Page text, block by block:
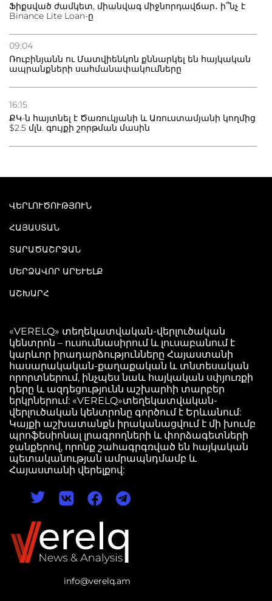
Ֆիքսված ժամկետ, միանվագ միջնորդավճար․ ի՞նչ է
Binance Lite Loan-ը
09:04
Ռուբինյանն ու Մատվիենկոն քննարկել են հայկական
ապրանքների սահմանափակումները
16:15
ՔԿ-ն հայտնել է Ծառուկյանի և Առուստամյանի կողմից
$2.5 մլն. գույքի շորթման մասին
info@verelq.am
ՎԵՐԼՈՒԾՈՒԹՅՈՒՆ
ՀԱՅԱՍՏԱՆ
ՏԱՐԱԾԱՇՐՋԱՆ
ՄԵՐՁԱՎՈՐ ԱՐԵՒԵԼՔ
ԱՇԽԱՐՀ
«VERELQ» տեղեկատվական-վերլուծական
կենտրոն – ուսումնասիրում և լուսաբանում է
կարևոր իրադարձությունները Հայաստանի
հասարակական-քաղաքական և տնտեսական
որորտներում, ինչպես նաև հայկական սփյուռքի
դերը և ազդեցությունն աշխարհի տարբեր
երկրներում: «VERELQ»տեղեկատվական-
վերլուծական կենտրոնը գործում է Երևանում:
Կայքի աշխատանքն իրականացվում է մի խումբ
պրոֆեսիոնալ լրագրողների և փորձագետների
ջանքերով, որոնք շահագրգռված են հայկական
պետականության ամրապնդմամբ և
Հայաստանի վերելքով: